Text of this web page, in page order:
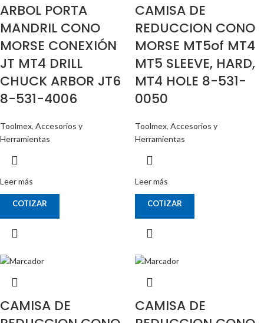
ARBOL PORTA
MANDRIL CONO
MORSE CONEXIÓN
JT MT4 DRILL
CHUCK ARBOR JT6
8-531-4006
Toolmex, Accesorios y
Herramientas
Leer más
COTIZAR
CAMISA DE
REDUCCION CONO
MORSE MT5of MT4
MT5 SLEEVE, HARD,
MT4 HOLE 8-531-
0050
Toolmex, Accesorios y
Herramientas
Leer más
COTIZAR
CAMISA DE
CAMISA DE